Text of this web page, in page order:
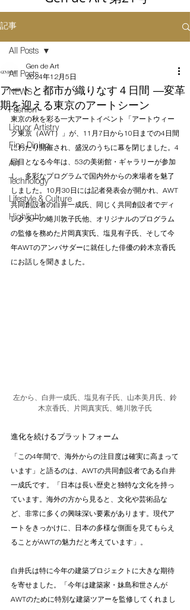
記事
All Posts
NEWS
Fashion
Liquor Artistry
Fine Dining
Art
Technology
Lifestyle & Culture
Highlight
All Posts
アートと都市が織りなす４日間 ―変革
期を迎える東京のアートシーン
Gen de Art
2024年12月5日
東京の秋を彩る一大アートイベント「アートウィー
ク東京（AWT）」が、11月7日から10日までの4日間
にわたり開催され、盛況のうちに幕を閉じました。4
回目となる今年は、53の美術館・ギャラリーが参加
し、多彩なプログラムで国内外からの来場者を魅了
しました。10月30日には記者発表会が開かれ、AWT
共同創設者の白井一成氏、同じく共同創設者でディ
レクターの蜷川敦子氏他、オリジナルのプログラム
の監修を務めた片岡真実氏、塩見有子氏、そして今
年AWTのアンバサダーに就任した俳優の鈴木京香氏
にお話しを聞きました。
左から、白井一成氏、塩見有子氏、山本美月氏、鈴
木京香氏、片岡真実氏、蜷川敦子氏
進化を続けるプラットフォーム
「この4年間で、海外からの注目度は確実に高まって
います」と語るのは、AWTの共同創設者である白井
一成氏です。「日本は長い歴史と独特な文化を持っ
ています。海外の方から見ると、文化や芸術品な
ど、非常に多くの興味深い要素があります。現代ア
ートをきっかけに、日本の多様な側面を見てもらえ
ることがAWTの魅力だと考えています」。
白井氏は特に今年の建築プロジェクトに大きな期待
を寄せました。「今年は建築家・妹島和世さんが
AWTのために特別な建築ツアーを監修してくれまし